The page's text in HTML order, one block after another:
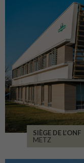
SIÈGE DE L’ONF
METZ